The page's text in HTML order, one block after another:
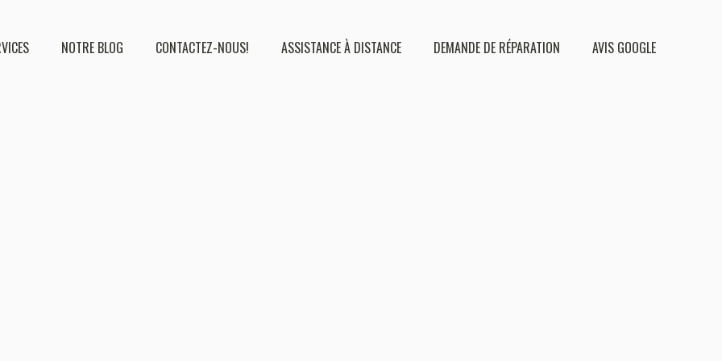
NOTRE BLOG CONTACTEZ-NOUS! ASSISTANCE À DISTANCE DEMANDE DE RÉPARATION AVIS GOOGLE